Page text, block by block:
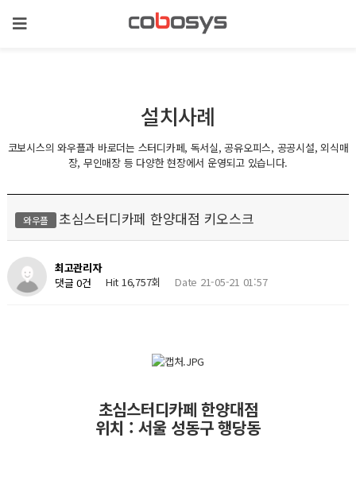
설치사례
코보시스의 와우플과 바로더는 스터디카페, 독서실, 공유오피스, 공공시설, 외식매
장, 무인매장 등 다양한 현장에서 운영되고 있습니다.
와우플 초심스터디카페 한양대점 키오스크
최고관리자
댓글 0건
Hit 16,757회 Date 21-05-21 01:57
초심스터디카페 한양대점
위치 : 서울 성동구 행당동